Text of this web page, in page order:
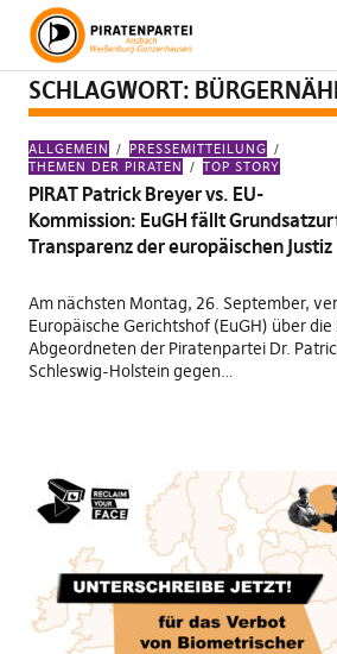
SCHLAGWORT:
ALLGEMEIN
PRESSEMITTEILUNG
THEMEN DER PIRATEN
TOP STORY
PIRAT Patrick Breyer vs. EU-
Kommission: EuGH fällt
Transparenz der europäischen Justiz
Am nächsten Montag, 26. September,
Europäische Gerichtshof (EuGH) über die
Abgeordneten der Piratenpartei Dr.
Schleswig-Holstein gegen…